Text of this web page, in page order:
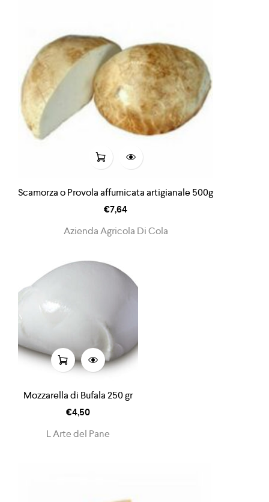
Scamorza o Provola affumicata artigianale 500g
€7,64
Azienda Agricola Di Cola
Mozzarella di Bufala 250 gr
€4,50
L Arte del Pane